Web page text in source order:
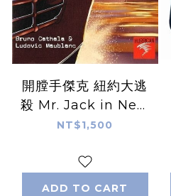
開膛手傑克 紐約大逃
殺 Mr. Jack in New
York 副中文說明書
NT$1,500
ADD TO CART